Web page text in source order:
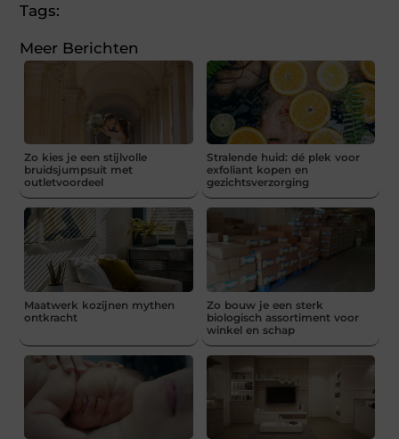
Tags:
Meer Berichten
Zo kies je een stijlvolle
bruidsjumpsuit met
outletvoordeel
Stralende huid: dé plek voor
exfoliant kopen en
gezichtsverzorging
Maatwerk kozijnen mythen
ontkracht
Zo bouw je een sterk
biologisch assortiment voor
winkel en schap